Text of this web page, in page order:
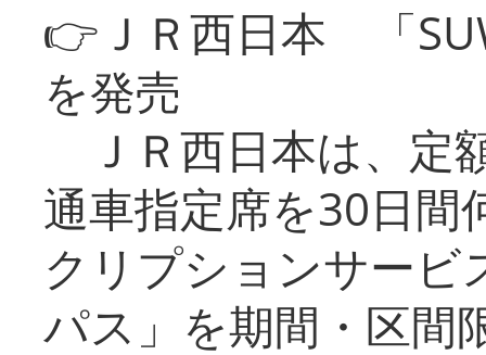
👉ＪＲ西日本 「
を発売
ＪＲ西日本は、定
通車指定席を30日間
クリプションサービ
パス」を期間・区間